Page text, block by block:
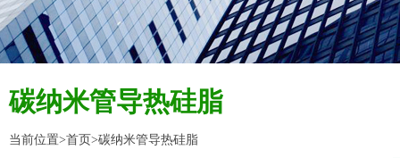
碳纳米管导热硅脂
当前位置>首页>碳纳米管导热硅脂